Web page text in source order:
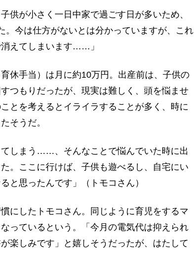
供が小さく一日中家で過ごす日が多いため、
。今は仕方がないとは分かっていますが、これ
えてしまいます……」
休手当）は月に約10万円。出産前は、子供の
つもりだったが、現実は難しく、頭を悩ませ
とを考えるとイライラすることが多く、時に
そうだ。
てしまう……、そんなことで悩んでいた時に出
。ここに行けば、子供も遊べるし、自宅にい
と思ったんです」（トモコさん）
にしたトモコさん。同じように育児をするマ
っているという。「今月の電気代は抑えられ
楽しみです」と嬉しそうだったが、はたして